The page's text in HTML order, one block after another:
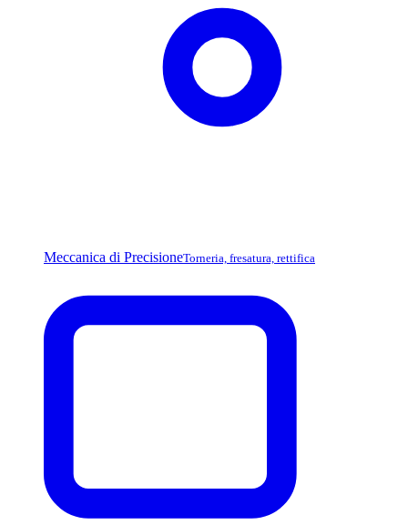
Meccanica di PrecisioneTorneria, fresatura, rettifica